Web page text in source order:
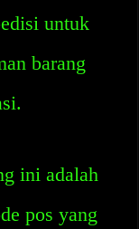
untuk
barang
ini adalah
pos yang